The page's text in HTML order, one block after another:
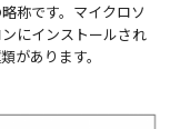
称です。マイクロソ
にインストールされ
があります。